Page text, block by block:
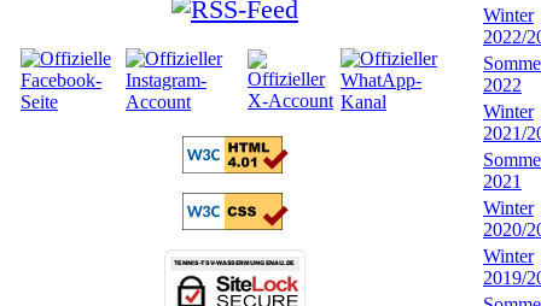
Winter
2022/
2022
Winter
2021/
2021
Winter
2020/
Winter
2019/